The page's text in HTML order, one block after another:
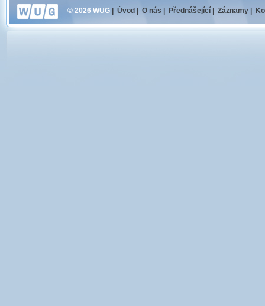
© 2026 WUG Úvod O nás Přednášející Záznamy